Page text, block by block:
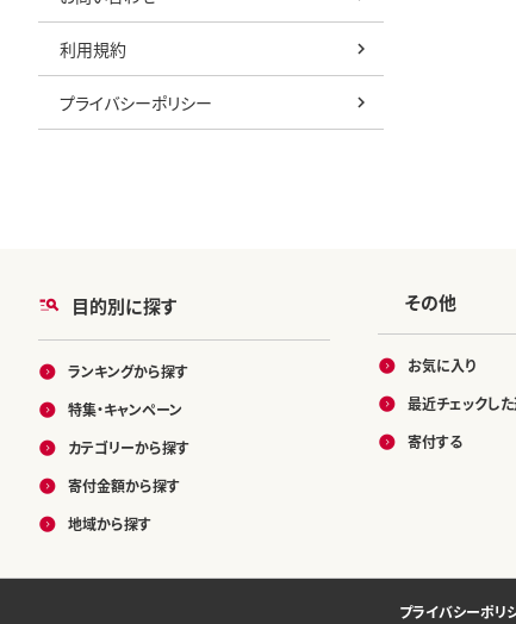
利用規約
プライバシーポリシー
目的別に探す
ランキングから探す
特集・キャンペーン
カテゴリーから探す
寄付金額から探す
地域から探す
その他
お気に入り
最近チェックし
寄付する
プライバシーポリ